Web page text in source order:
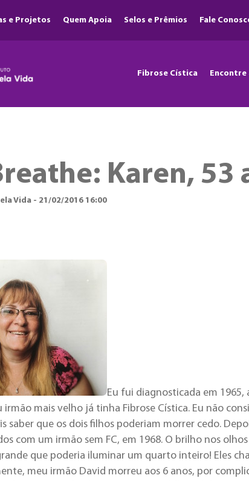
e Projetos Quem Apoia Selos e Prêmios Fale
Fibrose Cística Encontre
Karen, 53
Vida - 21/02/2016 16:00
Eu fui diagnosticada em 1965,
mais velho já tinha Fibrose Cística. Eu não
saber que os dois filhos poderiam morrer cedo.
com um irmão sem FC, em 1968. O brilho nos
que poderia iluminar um quarto inteiro! Eles
meu irmão David morreu aos 6 anos, por